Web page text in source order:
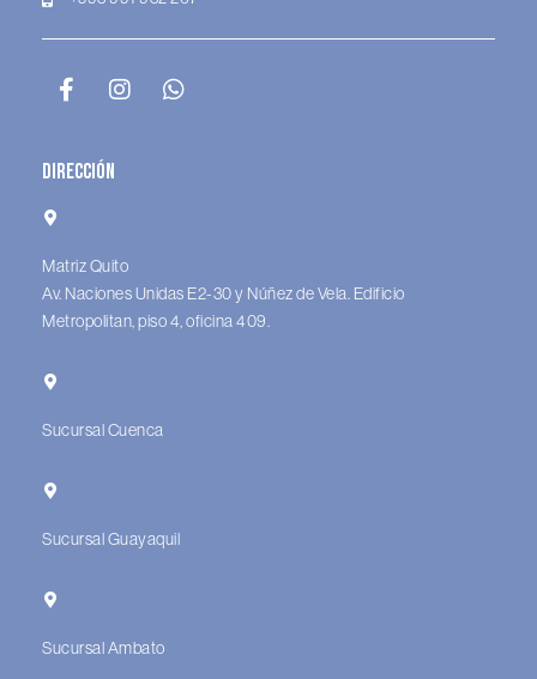
Dirección
Matriz Quito
Av. Naciones Unidas E2-30 y Núñez de Vela. Edificio
Metropolitan, piso 4, oficina 409.
Sucursal Cuenca
Sucursal Guayaquil
Sucursal Ambato